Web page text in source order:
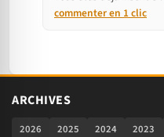
commenter en 1 clic
ARCHIVES
2026 2025 2024 2023